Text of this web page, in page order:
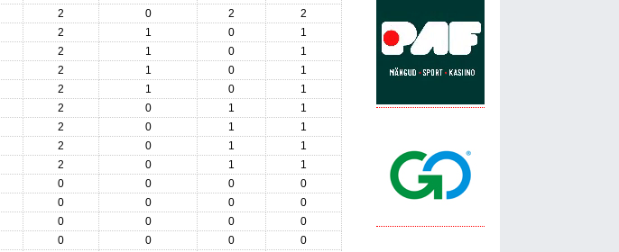
2 0 2
2
2 1 0
1
2 1 0
1
2 1 0
1
2 1 0
1
2 0 1
1
2 0 1
1
2 0 1
1
2 0 1
1
0 0 0
0
0 0 0
0
0 0 0
0
0 0 0
0